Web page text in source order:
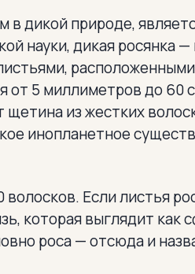
дикой природе,
науки, дикая росянка
от 5 миллиметров до 60
из жестких
инопланетное
Если листья
которая выглядит как
роса — отсюда и